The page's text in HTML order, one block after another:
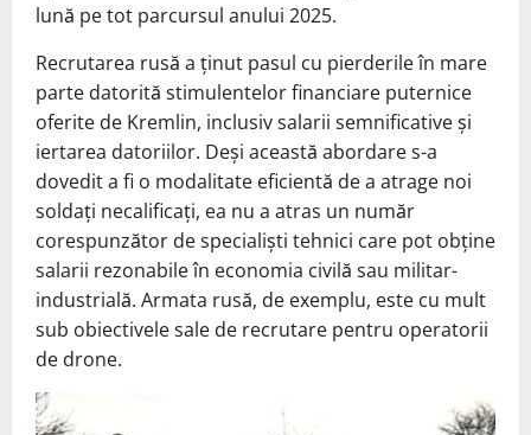
lună pe tot parcursul anului 2025.
Recrutarea rusă a ținut pasul cu pierderile în mare
parte datorită stimulentelor financiare puternice
oferite de Kremlin, inclusiv salarii semnificative și
iertarea datoriilor. Deși această abordare s-a
dovedit a fi o modalitate eficientă de a atrage noi
soldați necalificați, ea nu a atras un număr
corespunzător de specialiști tehnici care pot obține
salarii rezonabile în economia civilă sau militar-
industrială. Armata rusă, de exemplu, este cu mult
sub obiectivele sale de recrutare pentru operatorii
de drone.